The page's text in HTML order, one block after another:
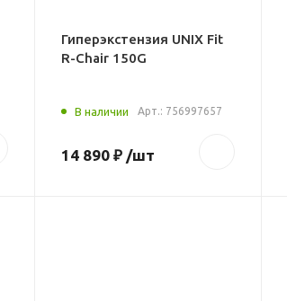
Гиперэкстензия UNIX Fit
R-Chair 150G
В наличии Арт.: 756997657
14 890 ₽/шт